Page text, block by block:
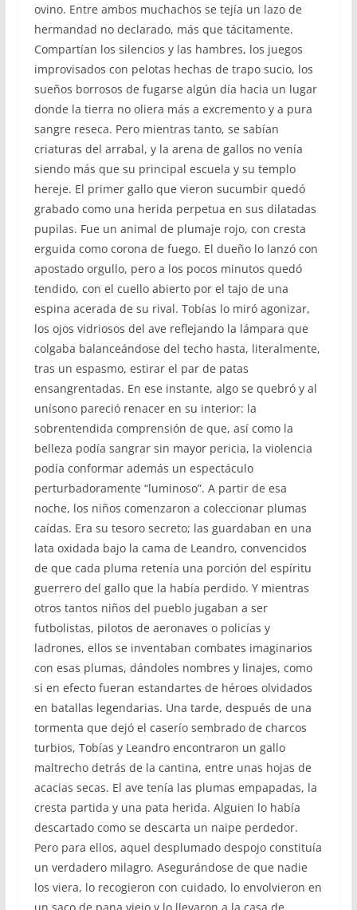
ovino. Entre ambos muchachos se tejía un lazo de
hermandad no declarado, más que tácitamente.
Compartían los silencios y las hambres, los juegos
improvisados con pelotas hechas de trapo sucio, los
sueños borrosos de fugarse algún día hacia un lugar
donde la tierra no oliera más a excremento y a pura
sangre reseca. Pero mientras tanto, se sabían
criaturas del arrabal, y la arena de gallos no venía
siendo más que su principal escuela y su templo
hereje. El primer gallo que vieron sucumbir quedó
grabado como una herida perpetua en sus dilatadas
pupilas. Fue un animal de plumaje rojo, con cresta
erguida como corona de fuego. El dueño lo lanzó con
apostado orgullo, pero a los pocos minutos quedó
tendido, con el cuello abierto por el tajo de una
espina acerada de su rival. Tobías lo miró agonizar,
los ojos vidriosos del ave reflejando la lámpara que
colgaba balanceándose del techo hasta, literalmente,
tras un espasmo, estirar el par de patas
ensangrentadas. En ese instante, algo se quebró y al
unísono pareció renacer en su interior: la
sobrentendida comprensión de que, así como la
belleza podía sangrar sin mayor pericia, la violencia
podía conformar además un espectáculo
perturbadoramente “luminoso”. A partir de esa
noche, los niños comenzaron a coleccionar plumas
caídas. Era su tesoro secreto; las guardaban en una
lata oxidada bajo la cama de Leandro, convencidos
de que cada pluma retenía una porción del espíritu
guerrero del gallo que la había perdido. Y mientras
otros tantos niños del pueblo jugaban a ser
futbolistas, pilotos de aeronaves o policías y
ladrones, ellos se inventaban combates imaginarios
con esas plumas, dándoles nombres y linajes, como
si en efecto fueran estandartes de héroes olvidados
en batallas legendarias. Una tarde, después de una
tormenta que dejó el caserío sembrado de charcos
turbios, Tobías y Leandro encontraron un gallo
maltrecho detrás de la cantina, entre unas hojas de
acacias secas. El ave tenía las plumas empapadas, la
cresta partida y una pata herida. Alguien lo había
descartado como se descarta un naipe perdedor.
Pero para ellos, aquel desplumado despojo constituía
un verdadero milagro. Asegurándose de que nadie
los viera, lo recogieron con cuidado, lo envolvieron en